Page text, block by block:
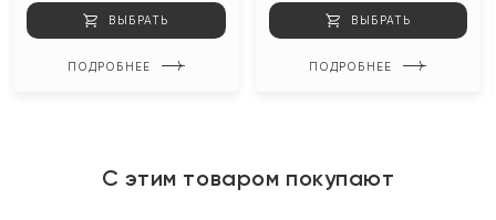
ВЫБРАТЬ
ПОДРОБНЕЕ
ВЫБРАТЬ
ПОДРОБНЕЕ
С этим товаром покупают